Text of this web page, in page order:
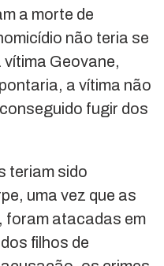
a morte de
não teria se
Geovane,
a vítima não
fugir dos
teriam sido
uma vez que as
foram atacadas em
filhos de